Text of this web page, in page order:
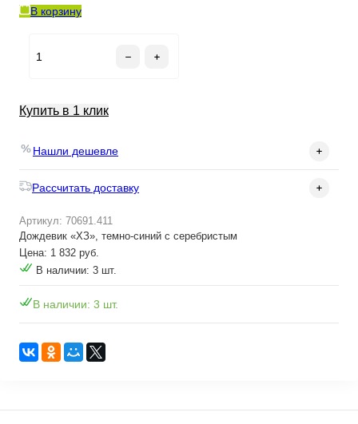
В корзину
Купить в 1 клик
Нашли дешевле
Рассчитать доставку
Артикул: 70691.411
Дождевик «ХЗ», темно-синий с серебристым
Цена: 1 832 руб.
В наличии: 3 шт.
В наличии: 3 шт.